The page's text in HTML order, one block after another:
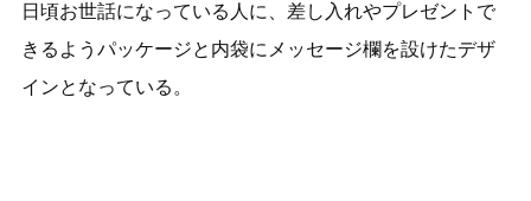
日頃お世話になっている人に、差し入れやプレゼントで
きるようパッケージと内袋にメッセージ欄を設けたデザ
インとなっている。